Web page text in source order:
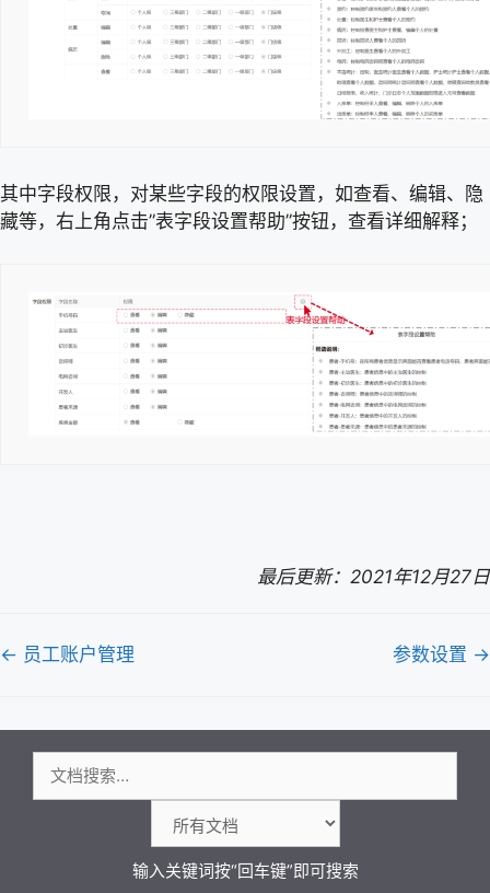
其中字段权限，对某些字段的权限设置，如查看、编辑、隐
藏等，右上角点击”表字段设置帮助”按钮，查看详细解释；
最后更新：2021年12月27日
文
← 员工账户管理 参数设置 →
索：